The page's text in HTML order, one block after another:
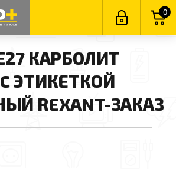
0
КАРБОЛИТ
ЭТИКЕТКОЙ
REXANT-ЗАКАЗ